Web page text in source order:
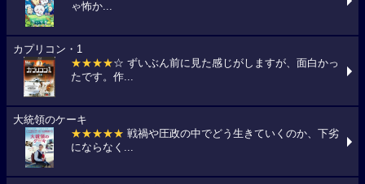
ゃ怖か...
カプリコン・1
★★★★☆ ずいぶん前に見た感じがしますが、面白かっ
たです。作...
大統領のケーキ
★★★★★ 戦禍や圧政の中でどう生きていくのか、下劣
にならなく...